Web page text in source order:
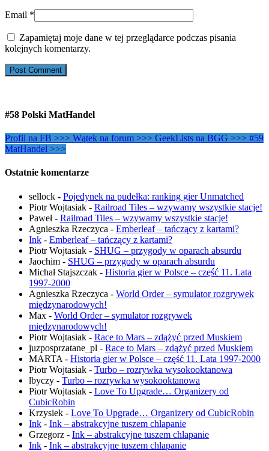
Email *
Zapamiętaj moje dane w tej przeglądarce podczas pisania
kolejnych komentarzy.
#58 Polski MatHandel
Profil na FB >>> Wątek na forum >>> GeekLists na BGG >>> #59
MatHandel >>>
Ostatnie komentarze
sellock - Pojedynek na pudełka: ranking gier Unmatched
Piotr Wojtasiak - Railroad Tiles – wzywamy wszystkie stacje!
Paweł- Railroad Tiles – wzywamy wszystkie stacje!
Agnieszka Rzeczyca - Emberleaf – tańczący z kartami?
Ink - Emberleaf – tańczący z kartami?
Piotr Wojtasiak - SHUG – przygody w oparach absurdu
Jaochim - SHUG – przygody w oparach absurdu
Michał Stajszczak - Historia gier w Polsce – część 11. Lata
1997-2000
Agnieszka Rzeczyca - World Order – symulator rozgrywek
międzynarodowych!
Max - World Order – symulator rozgrywek
międzynarodowych!
Piotr Wojtasiak - Race to Mars – zdążyć przed Muskiem
juzposprzatane_pl - Race to Mars – zdążyć przed Muskiem
MARTA - Historia gier w Polsce – część 11. Lata 1997-2000
Piotr Wojtasiak - Turbo – rozrywka wysokooktanowa
lbyczy - Turbo – rozrywka wysokooktanowa
Piotr Wojtasiak - Love To Upgrade… Organizery od
CubicRobin
Krzysiek - Love To Upgrade… Organizery od CubicRobin
Ink - Ink – abstrakcyjne tuszem chlapanie
Grzegorz - Ink – abstrakcyjne tuszem chlapanie
Ink - Ink – abstrakcyjne tuszem chlapanie